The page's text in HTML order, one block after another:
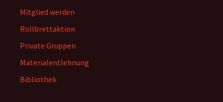
Mitglied werden
Rollbrettaktion
Private Gruppen
Materialentlehnung
Bibliothek